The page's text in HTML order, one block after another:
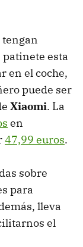
tengan
esta
en el coche,
puede ser
Xiaomi. La
en
47,99 euros.
sobre
para
lleva
el